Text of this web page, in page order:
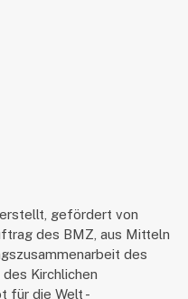
gefördert von
des BMZ, aus Mitteln
des
Kirchlichen
für die Welt -